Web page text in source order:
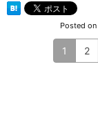
Posted on
1 2